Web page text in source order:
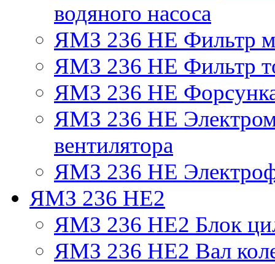
водяного насоса
ЯМЗ 236 НЕ Фильтр
ЯМЗ 236 НЕ Фильтр
ЯМЗ 236 НЕ
ЯМЗ 236 НЕ
вентилятора
ЯМЗ 236 НЕ
ЯМЗ 236 НЕ2
ЯМЗ 236 НЕ2 Блок
ЯМЗ 236 НЕ2 Вал